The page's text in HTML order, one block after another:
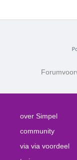
over Simpel
community
via via voordeel